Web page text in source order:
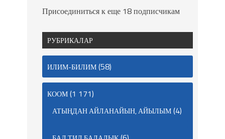
Присоединиться к еще 18 подписчикам
РУБРИКАЛАР
ИЛИМ-БИЛИМ(58)
КООМ(1 171)
АТЫҢДАН АЙЛАНАЙЫН, АЙЫЛЫМ(4)